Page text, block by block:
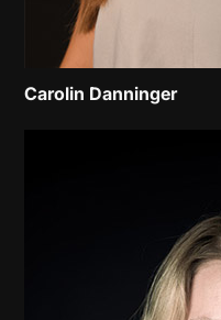
Carolin Danninger